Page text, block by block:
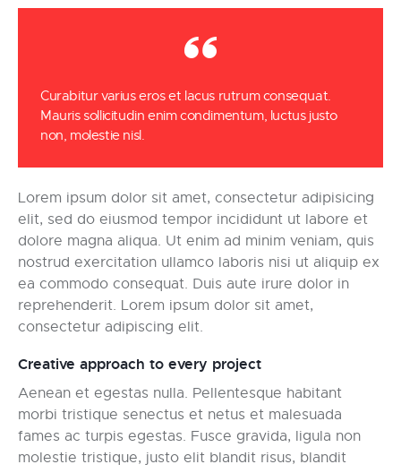
Curabitur varius eros et lacus rutrum consequat.
Mauris sollicitudin enim condimentum, luctus justo
non, molestie nisl.
Lorem ipsum dolor sit amet, consectetur adipisicing
elit, sed do eiusmod tempor incididunt ut labore et
dolore magna aliqua. Ut enim ad minim veniam, quis
nostrud exercitation ullamco laboris nisi ut aliquip ex
ea commodo consequat. Duis aute irure dolor in
reprehenderit. Lorem ipsum dolor sit amet,
consectetur adipiscing elit.
Creative approach to every project
Aenean et egestas nulla. Pellentesque habitant
morbi tristique senectus et netus et malesuada
fames ac turpis egestas. Fusce gravida, ligula non
molestie tristique, justo elit blandit risus, blandit